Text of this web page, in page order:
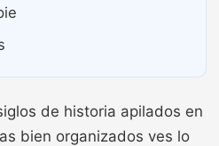
de historia apilados en
bien organizados ves lo